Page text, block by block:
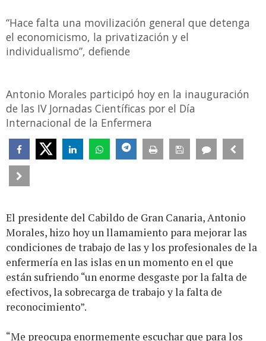
“Hace falta una movilización general que detenga
el economicismo, la privatización y el
individualismo”, defiende
Antonio Morales participó hoy en la inauguración
de las IV Jornadas Científicas por el Día
Internacional de la Enfermera
El presidente del Cabildo de Gran Canaria, Antonio
Morales, hizo hoy un llamamiento para mejorar las
condiciones de trabajo de las y los profesionales de la
enfermería en las islas en un momento en el que
están sufriendo “un enorme desgaste por la falta de
efectivos, la sobrecarga de trabajo y la falta de
reconocimiento”.
“Me preocupa enormemente escuchar que para los